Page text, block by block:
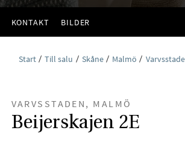
KONTAKT BILDER
Start Till salu Skåne Malmö
VARVSSTADEN, MALMÖ
Beijerskajen 2E